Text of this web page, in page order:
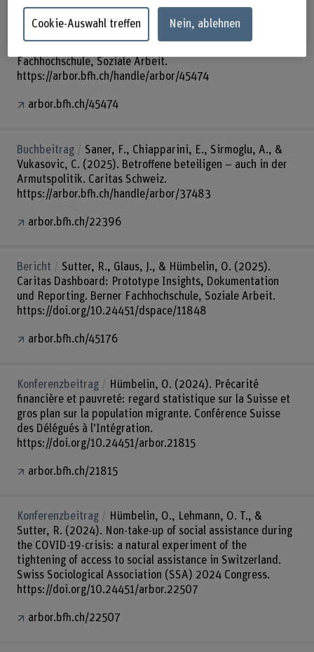
Zeitungs- oder Magazinartikel
Neuenschwander, P., &
Hänggeli, A. S. P. (2025). Vorhang auf für ein innovatives
Fachhochschule, Soziale Arbeit.
https://arbor.bfh.ch/handle/arbor/45474
arbor.bfh.ch/45474
Buchbeitrag
Saner, F., Chiapparini, E., Sirmoglu, A., &
Vukasovic, C. (2025). Betroffene beteiligen – auch in der
Armutspolitik. Caritas Schweiz.
https://arbor.bfh.ch/handle/arbor/37483
arbor.bfh.ch/22396
Bericht
Sutter, R., Glaus, J., & Hümbelin, O. (2025).
Caritas Dashboard: Prototype Insights, Dokumentation
und Reporting. Berner Fachhochschule, Soziale Arbeit.
https://doi.org/10.24451/dspace/11848
arbor.bfh.ch/45176
Konferenzbeitrag
Hümbelin, O. (2024). Précarité
financière et pauvreté: regard statistique sur la Suisse et
gros plan sur la population migrante. Conférence Suisse
des Délégués à l’Intégration.
https://doi.org/10.24451/arbor.21815
arbor.bfh.ch/21815
Konferenzbeitrag
Hümbelin, O., Lehmann, O. T., &
Sutter, R. (2024). Non-take-up of social assistance during
the COVID-19-crisis: a natural experiment of the
tightening of access to social assistance in Switzerland.
Swiss Sociological Association (SSA) 2024 Congress.
https://doi.org/10.24451/arbor.22507
arbor.bfh.ch/22507
Cookie-Auswahl treffen Nein, ablehnen